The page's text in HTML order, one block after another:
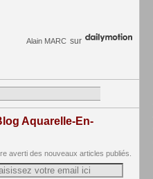
Alain MARC sur
Aquarelle-En-
averti des nouveaux articles publiés.